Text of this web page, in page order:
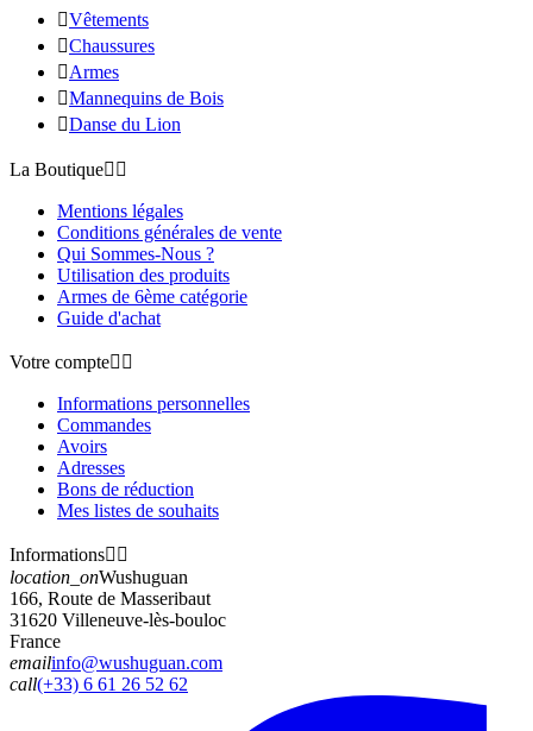
Vêtements
Chaussures
Armes
Mannequins de Bois
Danse du Lion
La Boutique 
Mentions légales
Conditions générales de vente
Qui Sommes-Nous ?
Utilisation des produits
Armes de 6ème catégorie
Guide d'achat
Votre compte 
Informations personnelles
Commandes
Avoirs
Adresses
Bons de réduction
Mes listes de souhaits
Informations 
location_onWushuguan
166, Route de Masseribaut
31620 Villeneuve-lès-bouloc
France
emailinfo@wushuguan.com
call(+33) 6 61 26 52 62